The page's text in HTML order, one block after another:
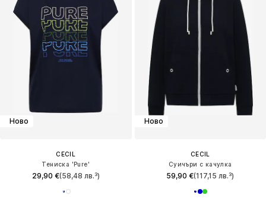
Ново
CECIL
Тениска 'Pure'
29,90 €(58,48 лв.³)
Ново
CECIL
Суичъри с качулка
59,90 €(117,15 лв.³)